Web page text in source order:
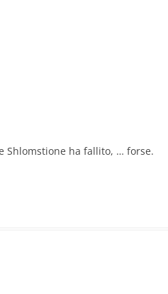
Shlomstione ha fallito, … forse.